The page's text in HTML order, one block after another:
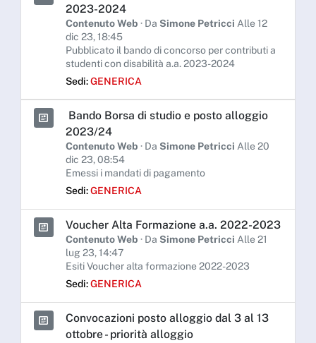
2023-2024
Contenuto Web · Da Simone Petricci Alle 12
dic 23, 18:45
Pubblicato il bando di concorso per contributi a
studenti con disabilità a.a. 2023-2024
Sedi:GENERICA
Bando Borsa di studio e posto alloggio
2023/24
Contenuto Web · Da Simone Petricci Alle 20
dic 23, 08:54
Emessi i mandati di pagamento
Sedi:GENERICA
Voucher Alta Formazione a.a. 2022-2023
Contenuto Web · Da Simone Petricci Alle 21
lug 23, 14:47
Esiti Voucher alta formazione 2022-2023
Sedi:GENERICA
Convocazioni posto alloggio dal 3 al 13
ottobre - priorità alloggio